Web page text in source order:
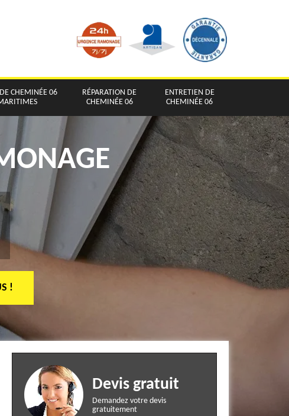
CHEMINÉE 06
RÉPARATION DE
CHEMINÉE 06
ENTRETIEN DE
CHEMINÉE 06
!
Devis gratuit
Demandez votre devis
gratuitement